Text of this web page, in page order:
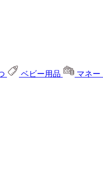
ベビー用品 マネー